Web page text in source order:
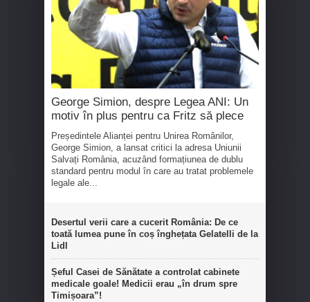
George Simion, despre Legea ANI: Un
motiv în plus pentru ca Fritz să plece
Președintele Alianței pentru Unirea Românilor,
George Simion, a lansat critici la adresa Uniunii
Salvați România, acuzând formațiunea de dublu
standard pentru modul în care au tratat problemele
legale ale...
Desertul verii care a cucerit România: De ce
toată lumea pune în coș înghețata Gelatelli de la
Lidl
Șeful Casei de Sănătate a controlat cabinete
medicale goale! Medicii erau „în drum spre
Timișoara”!